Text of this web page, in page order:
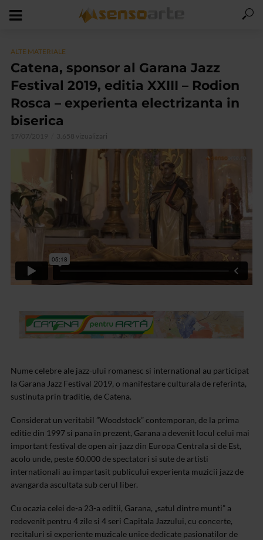
ALTE MATERIALE
Catena, sponsor al Garana Jazz
Festival 2019, editia XXIII – Rodion
Rosca – experienta electrizanta in
biserica
17/07/2019 3.658 vizualizari
Nume celebre ale jazz-ului romanesc si international au participat
la Garana Jazz Festival 2019, o manifestare culturala de referinta,
sustinuta prin traditie, de Catena.
Considerat un veritabil ”Woodstock” contemporan, de la prima
editie din 1997 si pana in prezent, Garana a devenit locul celui mai
important festival de open air jazz din Europa Centrala si de Est,
acolo unde, peste 60.000 de spectatori si sute de artisti
internationali au impartasit publicului experienta muzicii jazz de
avangarda ascultata sub cerul liber.
Cu ocazia celei de-a 23-a editii, Garana, „satul dintre munti” a
redevenit pentru 4 zile si 4 seri Capitala Jazzului, cu concerte,
recitaluri si experiente muzicale unice dedicate pasionatilor de